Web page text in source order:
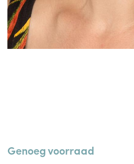
Genoeg voorraad